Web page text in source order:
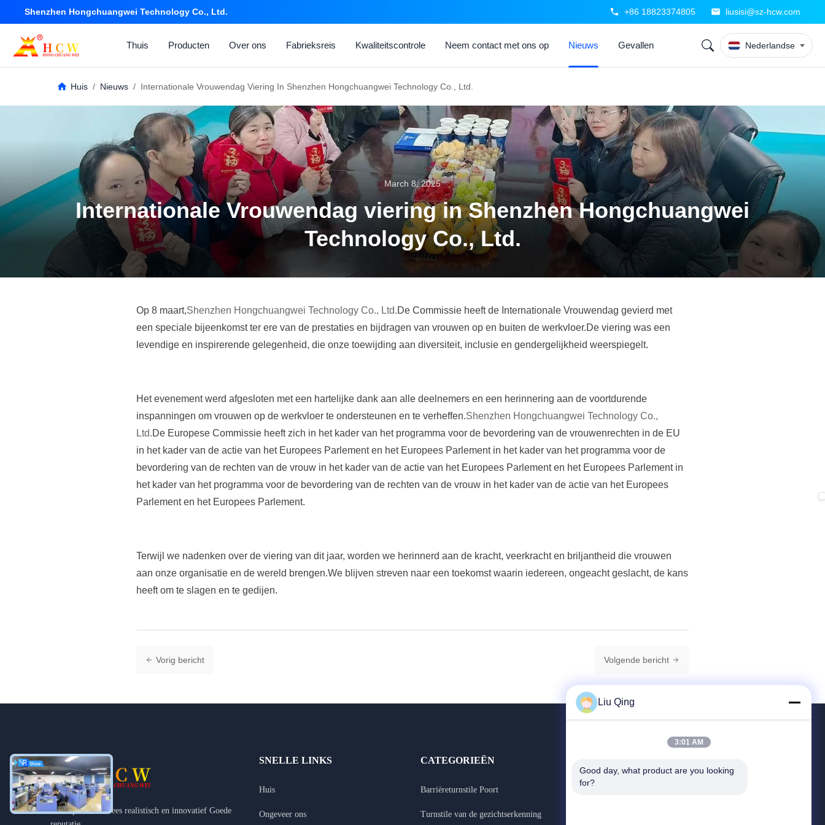
Shenzhen Hongchuangwei Technology Co., Ltd. +86 18823374805 liusisi@sz-hcw.com
Thuis Producten Over ons Fabrieksreis Kwaliteitscontrole Neem contact met ons op Nieuws Gevallen Nederlandse
Huis / Nieuws / Internationale Vrouwendag Viering In Shenzhen Hongchuangwei Technology Co., Ltd.
March 8, 2025
Internationale Vrouwendag viering in Shenzhen Hongchuangwei
Technology Co., Ltd.
Op 8 maart,Shenzhen Hongchuangwei Technology Co., Ltd.De Commissie heeft de Internationale Vrouwendag gevierd met
een speciale bijeenkomst ter ere van de prestaties en bijdragen van vrouwen op en buiten de werkvloer.De viering was een
levendige en inspirerende gelegenheid, die onze toewijding aan diversiteit, inclusie en gendergelijkheid weerspiegelt.
Het evenement werd afgesloten met een hartelijke dank aan alle deelnemers en een herinnering aan de voortdurende
inspanningen om vrouwen op de werkvloer te ondersteunen en te verheffen.Shenzhen Hongchuangwei Technology Co.,
Ltd.De Europese Commissie heeft zich in het kader van het programma voor de bevordering van de vrouwenrechten in de EU
in het kader van de actie van het Europees Parlement en het Europees Parlement in het kader van het programma voor de
bevordering van de rechten van de vrouw in het kader van de actie van het Europees Parlement en het Europees Parlement in
het kader van het programma voor de bevordering van de rechten van de vrouw in het kader van de actie van het Europees
Parlement en het Europees Parlement.
Terwijl we nadenken over de viering van dit jaar, worden we herinnerd aan de kracht, veerkracht en briljantheid die vrouwen
aan onze organisatie en de wereld brengen.We blijven streven naar een toekomst waarin iedereen, ongeacht geslacht, de kans
heeft om te slagen en te gedijen.
Vorig bericht Volgende bericht
Grote plannen. Wees realistisch en innovatief Goede
SNELLE LINKS
Huis
Ongeveer ons
CATEGORIEËN
Barrièreturnstile Poort
Turnstile van de gezichtserkenning
Liu Qing
3:01 AM
Good day, what product are you looking
for?